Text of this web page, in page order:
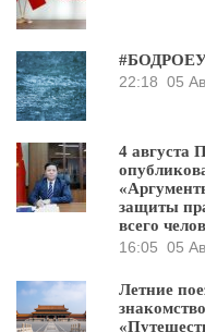
22:18 05
4 августа
защиты
всего
16:05 05
Летние